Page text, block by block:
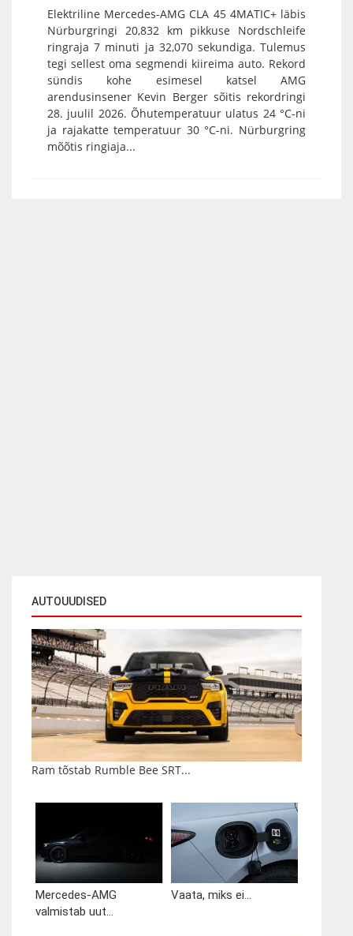
AUTOUUDISED
Ram tõstab Rumble Bee SRT...
Mercedes-AMG
valmistab uut...
Vaata, miks ei...
Elektriline Mercedes-AMG CLA 45 4MATIC+ läbis
Nürburgringi 20,832 km pikkuse Nordschleife
ringraja 7 minuti ja 32,070 sekundiga. Tulemus
tegi sellest oma segmendi kiireima auto. Rekord
sündis kohe esimesel katsel AMG
arendusinsener Kevin Berger sõitis rekordringi
28. juulil 2026. Õhutemperatuur ulatus 24 °C-ni
ja rajakatte temperatuur 30 °C-ni. Nürburgring
mõõtis ringiaja...